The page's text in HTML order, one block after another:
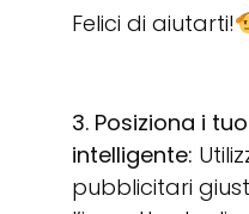
Felici di aiutarti!
3. Posiziona i
intelligente:
pubblicitari